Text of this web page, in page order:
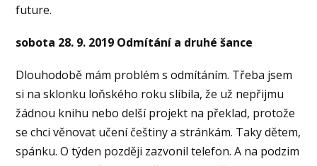
future.
sobota 28. 9. 2019 Odmítání a druhé šance
Dlouhodobě mám problém s odmítáním. Třeba jsem
si na sklonku loňského roku slíbila, že už nepřijmu
žádnou knihu nebo delší projekt na překlad, protože
se chci věnovat učení češtiny a stránkám. Taky dětem,
spánku. O týden později zazvonil telefon. A na podzim